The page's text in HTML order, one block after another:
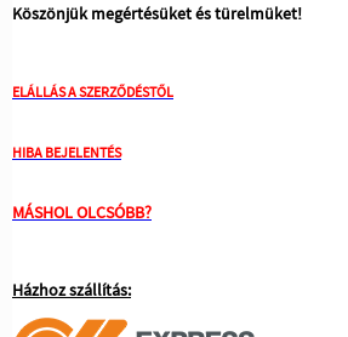
Köszönjük megértésüket és türelmüket!
ELÁLLÁS A SZERZŐDÉSTŐL
HIBA BEJELENTÉS
MÁSHOL OLCSÓBB?
Házhoz szállítás: